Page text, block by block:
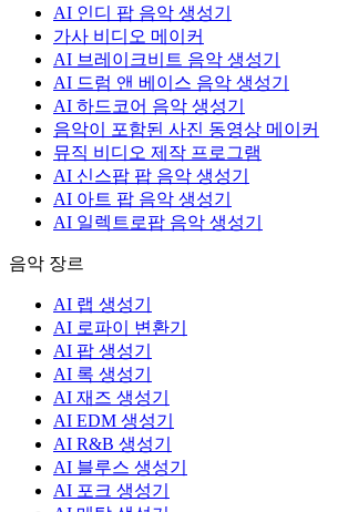
AI 인디 팝 음악 생성기
가사 비디오 메이커
AI 브레이크비트 음악 생성기
AI 드럼 앤 베이스 음악 생성기
AI 하드코어 음악 생성기
음악이 포함된 사진 동영상 메이커
뮤직 비디오 제작 프로그램
AI 신스팝 팝 음악 생성기
AI 아트 팝 음악 생성기
AI 일렉트로팝 음악 생성기
음악 장르
AI 랩 생성기
AI 로파이 변환기
AI 팝 생성기
AI 록 생성기
AI 재즈 생성기
AI EDM 생성기
AI R&B 생성기
AI 블루스 생성기
AI 포크 생성기